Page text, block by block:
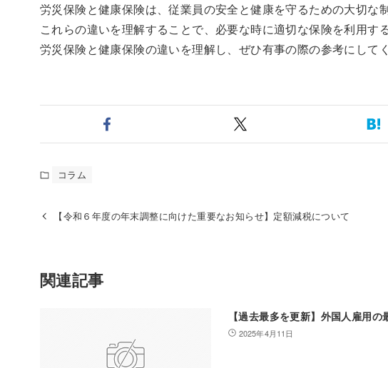
労災保険と健康保険は、従業員の安全と健康を守るための大切な制
これらの違いを理解することで、必要な時に適切な保険を利用す
労災保険と健康保険の違いを理解し、ぜひ有事の際の参考にしてく
コラム
【令和６年度の年末調整に向けた重要なお知らせ】定額減税について
関連記事
【過去最多を更新】外国人雇用の
2025年4月11日